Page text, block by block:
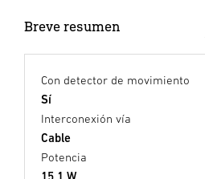
Breve resumen
Con detector de movimiento
Sí
Interconexión vía
Cable
Potencia